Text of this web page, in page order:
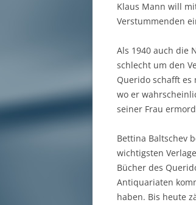
Klaus Mann will
Verstummenden
Als 1940 auch die
schlecht um den
Querido schafft es
wo er
seiner Frau
Bettina Baltschev
wichtigsten
Bücher des
Antiquariaten
haben. Bis heute